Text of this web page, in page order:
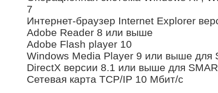
7
Интернет-браузер Internet Explorer
Adobe Reader 8 или выше
Adobe Flash player 10
Windows Media Player 9 или выше
DirectX версии 8.1 или выше для
Cетевая карта TCP/IP 10 Мбит/с